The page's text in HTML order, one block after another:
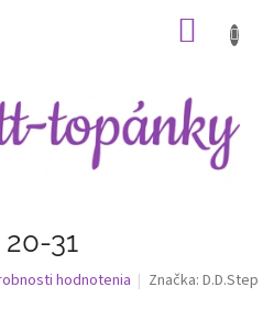
31
hodnotenia Značka:D.D.Step